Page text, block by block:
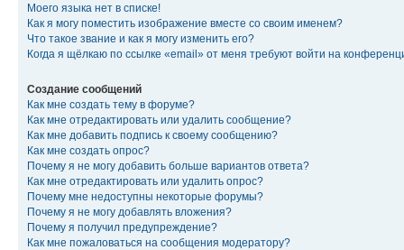
Моего языка нет в списке!
Как я могу поместить изображение вместе со своим именем?
Что такое звание и как я могу изменить его?
Когда я щёлкаю по ссылке «email» от меня требуют войти на
Создание сообщений
Как мне создать тему в форуме?
Как мне отредактировать или удалить сообщение?
Как мне добавить подпись к своему сообщению?
Как мне создать опрос?
Почему я не могу добавить больше вариантов ответа?
Как мне отредактировать или удалить опрос?
Почему мне недоступны некоторые форумы?
Почему я не могу добавлять вложения?
Почему я получил предупреждение?
Как мне пожаловаться на сообщения модератору?